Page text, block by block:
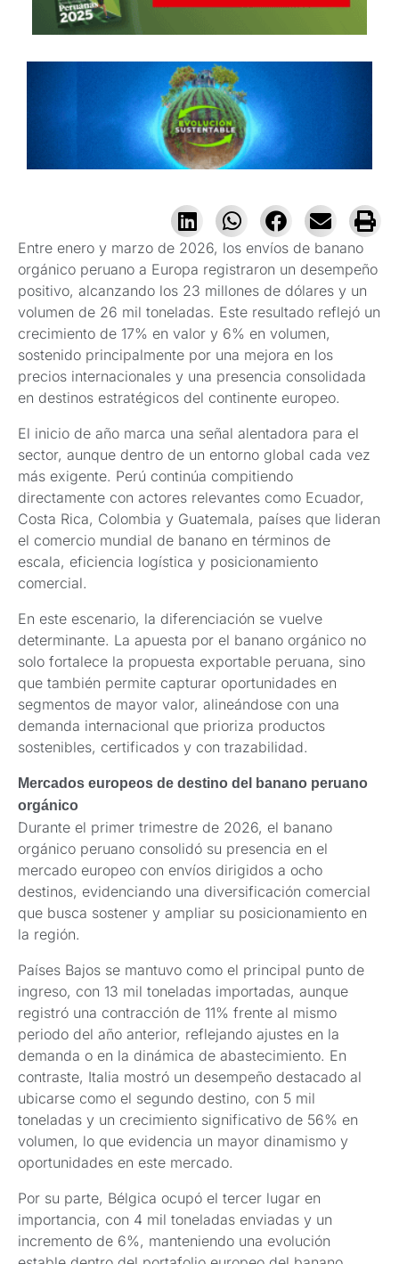
Entre enero y marzo de 2026, los envíos de banano
orgánico peruano a Europa registraron un desempeño
positivo, alcanzando los 23 millones de dólares y un
volumen de 26 mil toneladas. Este resultado reflejó un
crecimiento de 17% en valor y 6% en volumen,
sostenido principalmente por una mejora en los
precios internacionales y una presencia consolidada
en destinos estratégicos del continente europeo.
El inicio de año marca una señal alentadora para el
sector, aunque dentro de un entorno global cada vez
más exigente. Perú continúa compitiendo
directamente con actores relevantes como Ecuador,
Costa Rica, Colombia y Guatemala, países que lideran
el comercio mundial de banano en términos de
escala, eficiencia logística y posicionamiento
comercial.
En este escenario, la diferenciación se vuelve
determinante. La apuesta por el banano orgánico no
solo fortalece la propuesta exportable peruana, sino
que también permite capturar oportunidades en
segmentos de mayor valor, alineándose con una
demanda internacional que prioriza productos
sostenibles, certificados y con trazabilidad.
Mercados europeos de destino del banano peruano
orgánico
Durante el primer trimestre de 2026, el banano
orgánico peruano consolidó su presencia en el
mercado europeo con envíos dirigidos a ocho
destinos, evidenciando una diversificación comercial
que busca sostener y ampliar su posicionamiento en
la región.
Países Bajos se mantuvo como el principal punto de
ingreso, con 13 mil toneladas importadas, aunque
registró una contracción de 11% frente al mismo
periodo del año anterior, reflejando ajustes en la
demanda o en la dinámica de abastecimiento. En
contraste, Italia mostró un desempeño destacado al
ubicarse como el segundo destino, con 5 mil
toneladas y un crecimiento significativo de 56% en
volumen, lo que evidencia un mayor dinamismo y
oportunidades en este mercado.
Por su parte, Bélgica ocupó el tercer lugar en
importancia, con 4 mil toneladas enviadas y un
incremento de 6%, manteniendo una evolución